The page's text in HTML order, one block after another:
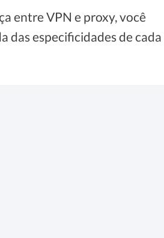
entre VPN e proxy, você
das especificidades de cada